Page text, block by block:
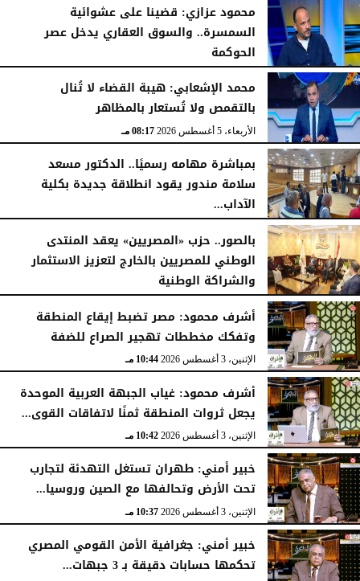
محمود عزازي: قضينا على عشوائية
السمسرة.. والسوق العقاري يدخل عصر
الحوكمة
الأربعاء، 5 أغسطس 2026
محمد الإشعابي: هيبة القضاء لا تُنال
بالتقمص ولا تُستعار بالمظاهر
الأربعاء، 5 أغسطس 2026 08:17 مـ
بمباشرة مهامه رسميًا.. الدكتور مسعد
سلامة مندور يقود انطلاقة جديدة بكلية
الآداب...
الأربعاء، 5 أغسطس 2026
بالصور.. حزب «المصريين» يعقد المنتدى
الوطني للمصريين بالخارج لتعزيز الاستثمار
والشراكة الوطنية
الثلاثاء، 4 أغسطس 2026
أشرف محمود: مصر تضبط إيقاع المنطقة
وتفكك مخططات تهجير الصراع للضفة
الإثنين، 3 أغسطس 2026 10:44 مـ
أشرف محمود: غياب الجبهة العربية الموحدة
يجعل ثروات المنطقة ثمنًا لاتفاقات القوى...
الإثنين، 3 أغسطس 2026 10:42 مـ
خبير أمني: طهران تستغل التهدئة لتجارب
تحت الأرض وتحالفها مع الصين وروسيا...
الإثنين، 3 أغسطس 2026 10:37 مـ
خبير أمني: جغرافية الأمن القومي المصري
تحكمها حسابات دقيقة بـ 3 جبهات...